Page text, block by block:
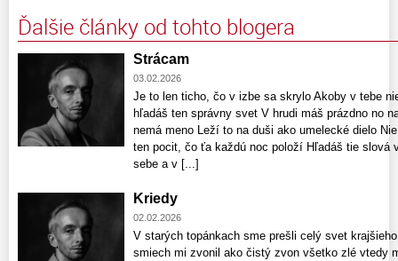
Ďalšie články od tohto blogera
Strácam
03.02.2026
Je to len ticho, čo v izbe sa skrylo Akoby v tebe
hľadáš ten správny svet V hrudi máš prázdno no
nemá meno Leží to na duši ako umelecké dielo
ten pocit, čo ťa každú noc položí Hľadáš tie slová
sebe a v [...]
Kriedy
02.02.2026
V starých topánkach sme prešli celý svet
smiech mi zvonil ako čistý zvon všetko zlé vtedy